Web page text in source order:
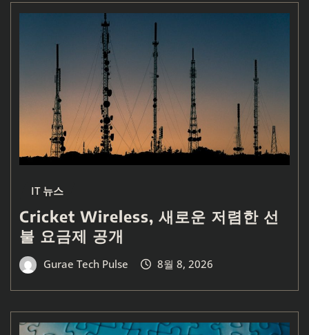
IT 뉴스
Cricket Wireless, 새로운 저렴한 선
불 요금제 공개
Gurae Tech Pulse 8월 8, 2026